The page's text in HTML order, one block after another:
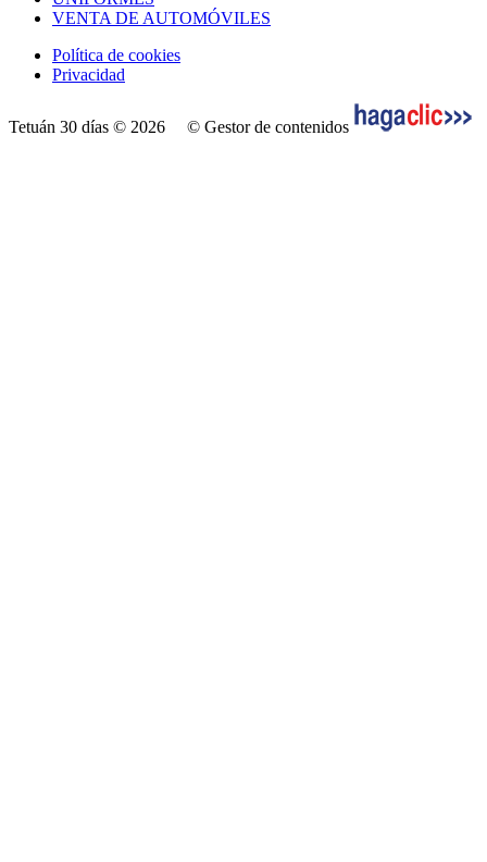
VENTA DE AUTOMÓVILES
Política de cookies
Privacidad
Tetuán 30 días © 2026 © Gestor de contenidos